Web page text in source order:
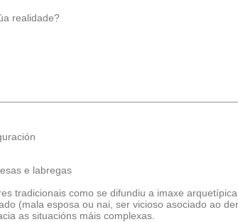
realidade?
e labregas
tradicionais como se difundiu a imaxe
(mala esposa ou nai, ser vicioso asociado ao
as situacións máis complexas.